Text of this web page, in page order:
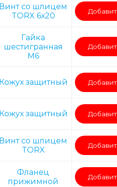
Винт со шлицем
TORX 6х20
Гайка
шестигранная
M6
Кожух защитный
Кожух защитный
Винт со шлицем
TORX
Фланец
прижимной